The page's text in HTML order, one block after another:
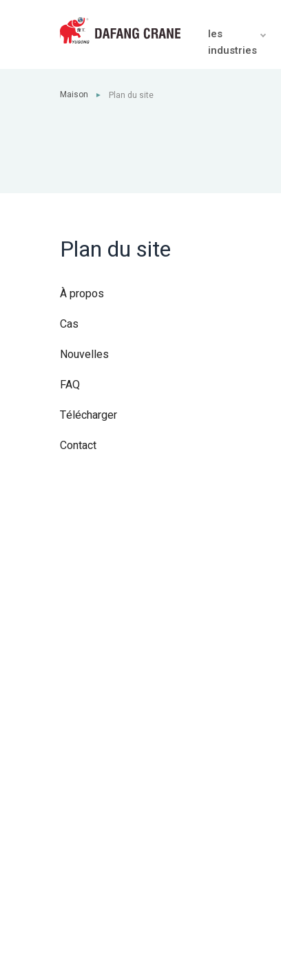
les
industries
Maison ► Plan du site
Plan du site
À propos
Cas
Nouvelles
FAQ
Télécharger
Contact